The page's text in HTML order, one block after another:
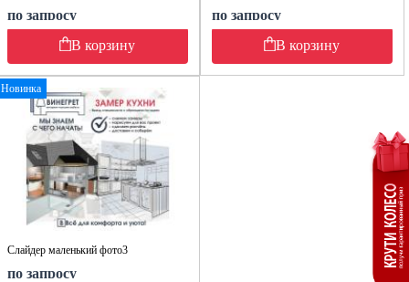
по запросу
В корзину
по запросу
В корзину
Новинка
Слайдер маленький фото3
по запросу